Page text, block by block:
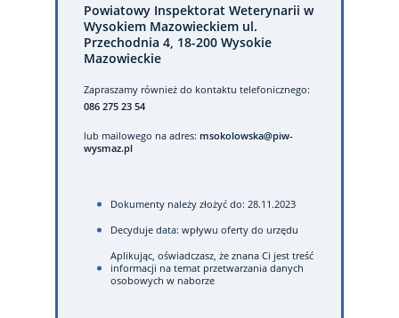
Powiatowy Inspektorat Weterynarii w
Wysokiem Mazowieckiem ul.
Przechodnia 4, 18-200 Wysokie
Mazowieckie
Zapraszamy również do kontaktu telefonicznego:
086 275 23 54
lub mailowego na adres: msokolowska@piw-
wysmaz.pl
Dokumenty należy złożyć do: 28.11.2023
Decyduje data: wpływu oferty do urzędu
Aplikując, oświadczasz, że znana Ci jest treść
informacji na temat przetwarzania danych
osobowych w naborze